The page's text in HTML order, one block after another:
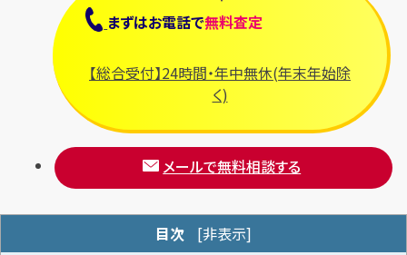
【総合受付】24時間・年中無休(年末年始除く)
メールで無料相談する
まずはお電話で無料査定
【総合受付】24時間・年中無休(年末年始除
く)
メールで無料相談する
目次 [非表示]